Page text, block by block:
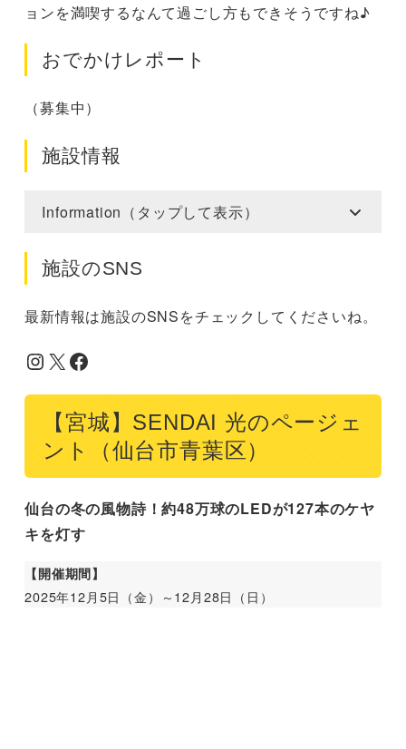
ョンを満喫するなんて過ごし方もできそうですね♪
おでかけレポート
（募集中）
施設情報
Information（タップして表示）
施設のSNS
最新情報は施設のSNSをチェックしてくださいね。
Instagram
X Facebook
【宮城】SENDAI 光のページェ
ント（仙台市青葉区）
仙台の冬の風物詩！約48万球のLEDが127本のケヤ
キを灯す
【開催期間】
2025年12月5日（金）～12月28日（日）